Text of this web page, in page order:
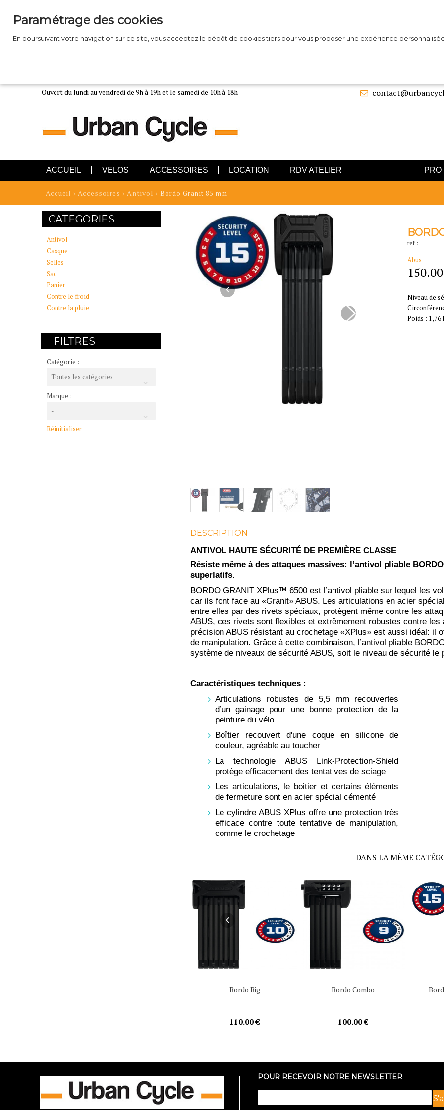
Ouvert du lundi au vendredi de 9h à 19h et le samedi de 10h à 18h
ACCUEIL VÉLOS ACCESSOIRES LOCATION RDV ATELIER PRO
Accueil › Accessoires › Antivol › Bordo Granit 85 mm
ref :
Abus
Niveau de
Poids : 1,76
DESCRIPTION
ANTIVOL HAUTE SÉCURITÉ DE PREMIÈRE CLASSE
Résiste même à des attaques massives: l’antivol pliable
superlatifs.
BORDO GRANIT XPlus™ 6500 est l’antivol pliable sur lequel les
car ils font face au «Granit» ABUS. Les articulations en acier
entre elles par des rivets spéciaux, protègent même contre les
ABUS, ces rivets sont flexibles et extrêmement robustes contre
précision ABUS résistant au crochetage «XPlus» est aussi idéal: il
de manipulation. Grâce à cette combinaison, l’antivol pliable
système de niveaux de sécurité ABUS, soit le niveau de sécurité le
Caractéristiques techniques :
Articulations robustes de 5,5 mm recouvertes
d’un gainage pour une bonne protection de la
peinture du vélo
Boîtier recouvert d'une coque en silicone de
couleur, agréable au toucher
La technologie ABUS Link-Protection-Shield
protège efficacement des tentatives de sciage
Les articulations, le boitier et certains éléments
de fermeture sont en acier spécial cémenté
Le cylindre ABUS XPlus offre une protection très
efficace contre toute tentative de manipulation,
comme le crochetage​
DANS LA MÊME
Bordo Big
110.00 €
Bordo Combo
100.00 €
CATEGORIES
Antivol
Casque
Selles
Sac
Panier
Contre le froid
Contre la pluie
FILTRES
Catégorie :
Toutes les catégories
Marque :
-
Réinitialiser
POUR RECEVOIR NOTRE NEWSLETTER
Paramétrage des cookies
En poursuivant votre navigation sur ce site, vous acceptez le dépôt de cookies tiers pour vous proposer une expérience